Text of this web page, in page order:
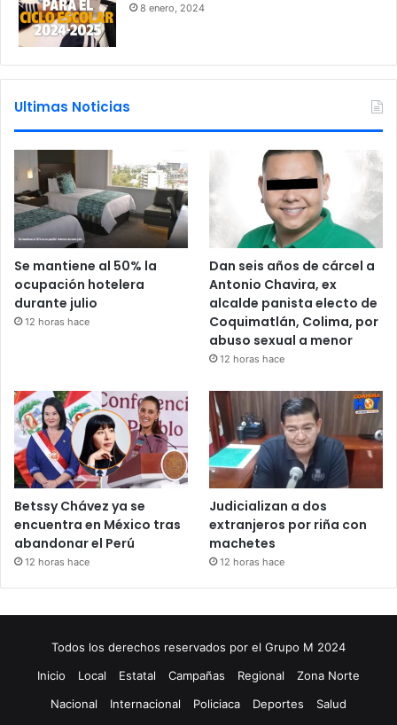
8 enero, 2024
Ultimas Noticias
Se mantiene al 50% la
ocupación hotelera
durante julio
12 horas hace
Dan seis años de cárcel a
Antonio Chavira, ex
alcalde panista electo de
Coquimatlán, Colima, por
abuso sexual a menor
12 horas hace
Betssy Chávez ya se
encuentra en México tras
abandonar el Perú
12 horas hace
Judicializan a dos
extranjeros por riña con
machetes
12 horas hace
Todos los derechos reservados por el Grupo M 2024
Inicio
Local Estatal Campañas Regional
Zona Norte
Nacional
Internacional Policiaca Deportes
Salud